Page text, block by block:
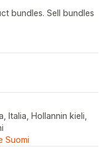
bundles. Sell bundles
Italia, Hollannin kieli,
Suomi